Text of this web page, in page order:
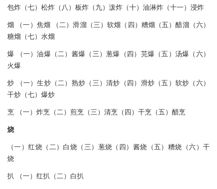
包炸（七）松炸（八）板炸（九）泼炸（十）油淋炸（十一）浸炸
熘 （一）焦熘 （二）滑溜（三）软熘（四）糟熘（五）醋溜（六）
糖熘（七）水熘
爆 （一）油爆（二）酱爆（三）葱爆（四）芫爆（五）汤爆（六）
火爆
炒 （一）生炒（二）熟炒（三）清炒（四）滑炒（五）软炒（六）
干炒（七）爆炒
烹 （一）炸烹（二）煎烹（三）清烹（四）干烹（五）醋烹
烧
（一）红烧（二）白烧（三）葱烧（四）酱烧（五）糟烧（六）干
烧
扒 （一）红扒（二）白扒